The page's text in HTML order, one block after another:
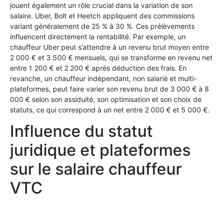
jouent également un rôle crucial dans la variation de son
salaire. Uber, Bolt et Heetch appliquent des commissions
variant généralement de 25 % à 30 %. Ces prélèvements
influencent directement la rentabilité. Par exemple, un
chauffeur Uber peut s’attendre à un revenu brut moyen entre
2 000 € et 3 500 € mensuels, qui se transforme en revenu net
entre 1 200 € et 2 200 € après déduction des frais. En
revanche, un chauffeur indépendant, non salarié et multi-
plateformes, peut faire varier son revenu brut de 3 000 € à 8
000 € selon son assiduité, son optimisation et son choix de
statuts, ce qui correspond à un net entre 2 000 € et 5 000 €.
Influence du statut
juridique et plateformes
sur le salaire chauffeur
VTC